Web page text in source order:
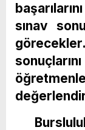
sınav
Bursluluk